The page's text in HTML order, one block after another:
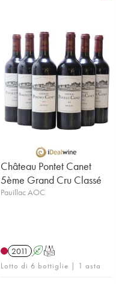
Château Pontet Canet
5ème Grand Cru Classé
Pauillac AOC
2011 AT
Lotto di 6 bottiglie | 1 asta